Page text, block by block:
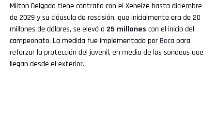
Milton Delgado tiene contrato con el Xeneize hasta diciembre
de 2029 y su cláusula de rescisión, que inicialmente era de 20
millones de dólares, se elevó a 25 millones con el inicio del
campeonato. La medida fue implementada porBoca para
reforzar la protección del juvenil, en medio de los sondeos que
llegan desde el exterior.